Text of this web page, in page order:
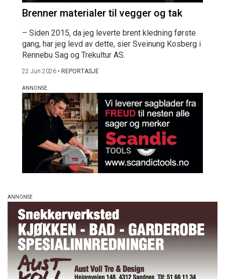
Brenner materialer til vegger og tak
– Siden 2015, da jeg leverte brent kledning første
gang, har jeg levd av dette, sier Sveinung Kosberg i
Rennebu Sag og Trekultur AS.
22 Jun 2026 • REPORTASJE